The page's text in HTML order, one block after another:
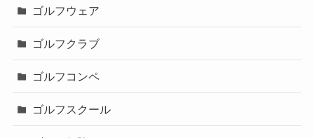
ゴルフウェア
ゴルフクラブ
ゴルフコンペ
ゴルフスクール